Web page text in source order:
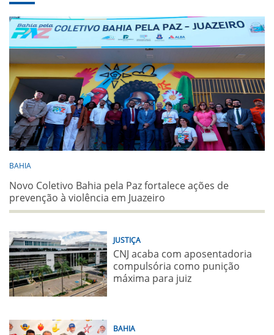
BAHIA
Novo Coletivo Bahia pela Paz fortalece ações de
prevenção à violência em Juazeiro
JUSTIÇA
CNJ acaba com aposentadoria
compulsória como punição
máxima para juiz
BAHIA